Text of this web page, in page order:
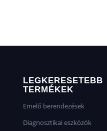
LEGKERESETEBB
TERMÉKEK
Emelő berendezések
Diagnosztikai eszközök